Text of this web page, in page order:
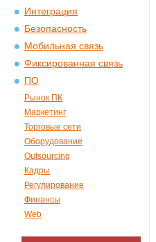
Интеграция
Безопасность
Мобильная связь
Фиксированная связь
ПО
Рынок ПК
Маркетинг
Торговые сети
Оборудование
Outsourcing
Кадры
Регулирование
Финансы
Web